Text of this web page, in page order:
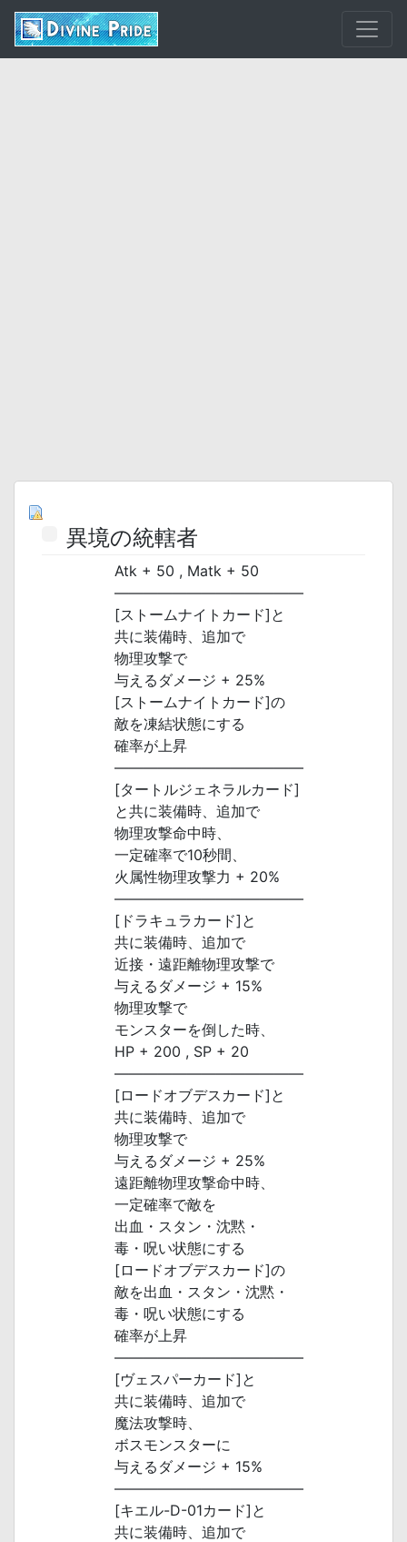
異境の統轄者
Atk + 50 , Matk + 50
―――――――――――――
[ストームナイトカード]と
共に装備時、追加で
物理攻撃で
与えるダメージ + 25%
[ストームナイトカード]の
敵を凍結状態にする
確率が上昇
―――――――――――――
[タートルジェネラルカード]
と共に装備時、追加で
物理攻撃命中時、
一定確率で10秒間、
火属性物理攻撃力 + 20%
―――――――――――――
[ドラキュラカード]と
共に装備時、追加で
近接・遠距離物理攻撃で
与えるダメージ + 15%
物理攻撃で
モンスターを倒した時、
HP + 200 , SP + 20
―――――――――――――
[ロードオブデスカード]と
共に装備時、追加で
物理攻撃で
与えるダメージ + 25%
遠距離物理攻撃命中時、
一定確率で敵を
出血・スタン・沈黙・
毒・呪い状態にする
[ロードオブデスカード]の
敵を出血・スタン・沈黙・
毒・呪い状態にする
確率が上昇
―――――――――――――
[ヴェスパーカード]と
共に装備時、追加で
魔法攻撃時、
ボスモンスターに
与えるダメージ + 15%
―――――――――――――
[キエル-D-01カード]と
共に装備時、追加で